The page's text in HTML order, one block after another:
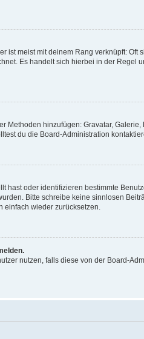
meist mit deinem Rang verknüpft:
Es handelt sich hierbei in der Regel
Methoden hinzufügen: Gravatar,
du die Board-Administration
oder identifizieren bestimmte
Bitte schreibe keine sinnlosen
einfach wieder zurücksetzen.
nutzen, falls diese von der Board-